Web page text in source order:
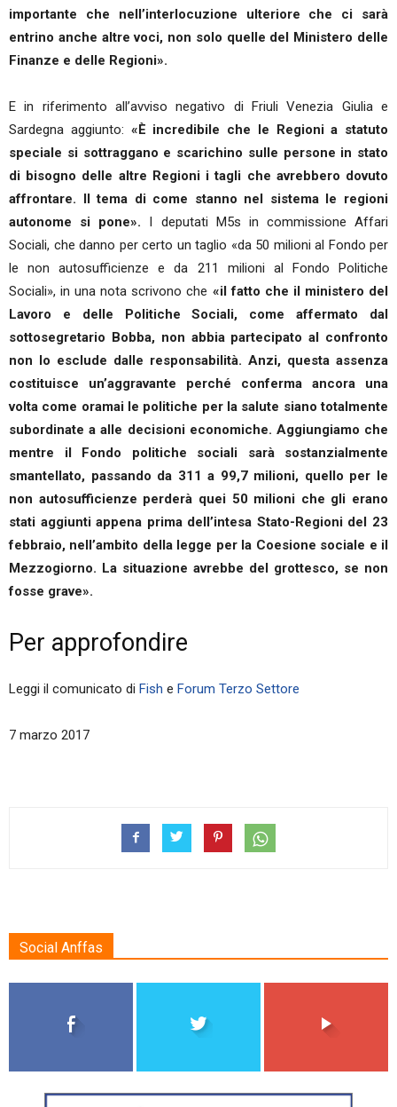
importante che nell’interlocuzione ulteriore che ci sarà
entrino anche altre voci, non solo quelle del Ministero delle
Finanze e delle Regioni».
E in riferimento all’avviso negativo di Friuli Venezia Giulia e
Sardegna aggiunto: «È incredibile che le Regioni a statuto
speciale si sottraggano e scarichino sulle persone in stato
di bisogno delle altre Regioni i tagli che avrebbero dovuto
affrontare. Il tema di come stanno nel sistema le regioni
autonome si pone». I deputati M5s in commissione Affari
Sociali, che danno per certo un taglio «da 50 milioni al Fondo per
le non autosufficienze e da 211 milioni al Fondo Politiche
Sociali», in una nota scrivono che «il fatto che il ministero del
Lavoro e delle Politiche Sociali, come affermato dal
sottosegretario Bobba, non abbia partecipato al confronto
non lo esclude dalle responsabilità. Anzi, questa assenza
costituisce un’aggravante perché conferma ancora una
volta come oramai le politiche per la salute siano totalmente
subordinate a alle decisioni economiche. Aggiungiamo che
mentre il Fondo politiche sociali sarà sostanzialmente
smantellato, passando da 311 a 99,7 milioni, quello per le
non autosufficienze perderà quei 50 milioni che gli erano
stati aggiunti appena prima dell’intesa Stato-Regioni del 23
febbraio, nell’ambito della legge per la Coesione sociale e il
Mezzogiorno. La situazione avrebbe del grottesco, se non
fosse grave».
Per approfondire
Leggi il comunicato di Fish e Forum Terzo Settore
7 marzo 2017
Social Anffas